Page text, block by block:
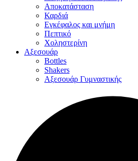
Αποκατάσταση
Καρδιά
Εγκέφαλος και μνήμη
Πεπτικό
Χοληστερίνη
Αξεσουάρ
Bottles
Shakers
Αξεσουάρ Γυμναστικής